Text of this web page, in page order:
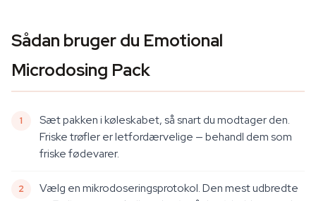
Sådan bruger du Emotional
Microdosing Pack
Sæt pakken i køleskabet, så snart du modtager den.
Friske trøfler er letfordærvelige — behandl dem som
friske fødevarer.
Vælg en mikrodoseringsprotokol. Den mest udbredte